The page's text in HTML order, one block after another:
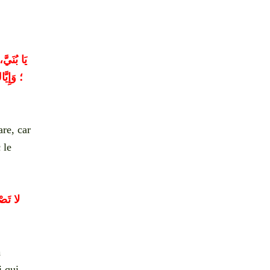
يَا
؛
car
le
لا